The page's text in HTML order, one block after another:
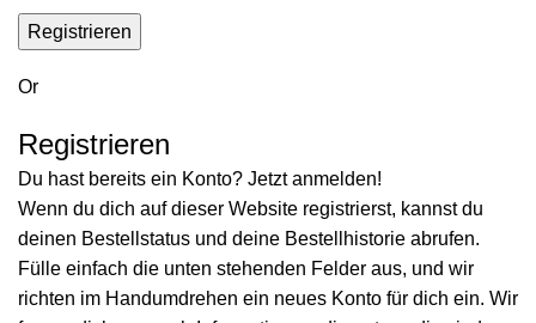
Registrieren
Or
Registrieren
Du hast bereits ein Konto? Jetzt anmelden!
Wenn du dich auf dieser Website registrierst, kannst du
deinen Bestellstatus und deine Bestellhistorie abrufen.
Fülle einfach die unten stehenden Felder aus, und wir
richten im Handumdrehen ein neues Konto für dich ein. Wir